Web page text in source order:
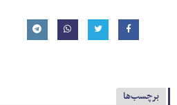
برچسب‌ها